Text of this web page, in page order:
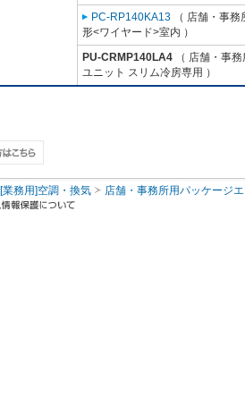
PC-RP140KA13 （ 店舗・事
形<ワイヤード>室内 ）
PU-CRMP140LA4 （ 店舗・事
ユニット スリム冷房専用 ）
[業務用]空調・換気 店舗・事務所用パッケージ